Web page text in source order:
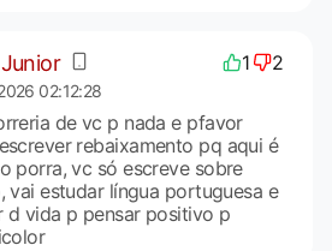
1 2
02:12:28
de vc p nada e pfavor
rebaixamento pq aqui é
porra, vc só escreve sobre
vai estudar língua portuguesa e
d vida p pensar positivo p